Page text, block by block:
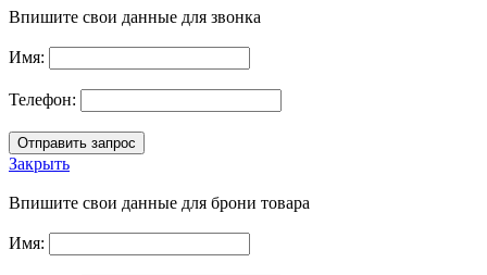
Впишите свои данные для звонка
Имя:
Телефон:
Закрыть
Впишите свои данные для брони товара
Имя: